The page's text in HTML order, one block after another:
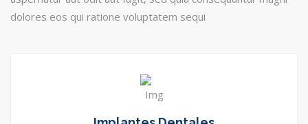
dolores eos qui ratione voluptatem sequi